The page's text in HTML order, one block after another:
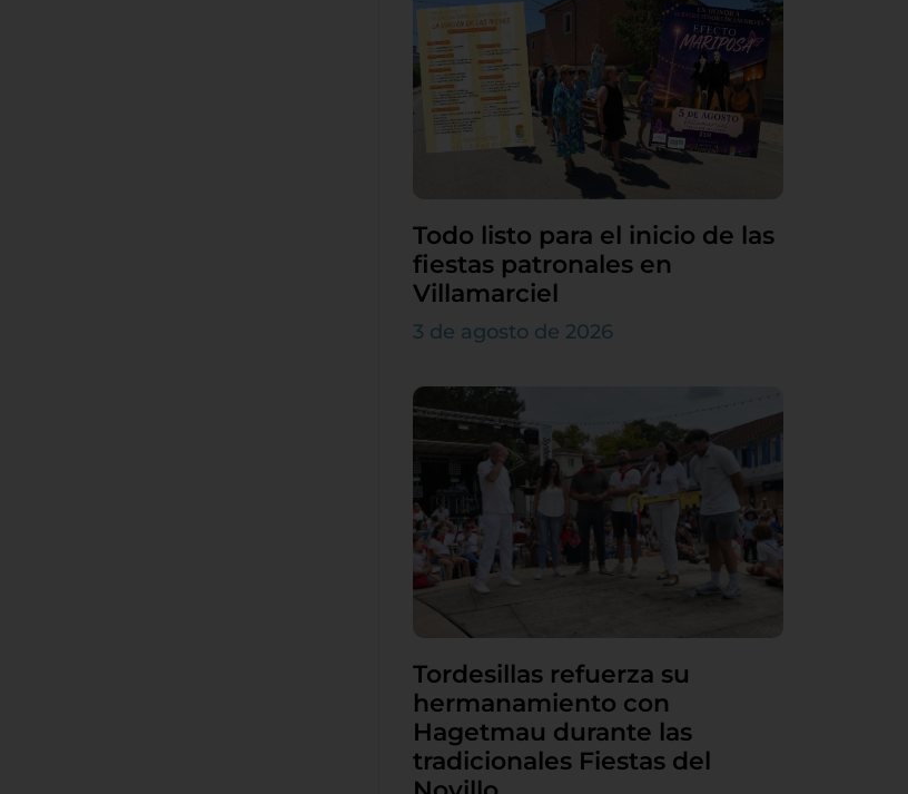
Todo listo para el inicio de las
fiestas patronales en
Villamarciel
3 de agosto de 2026
Tordesillas refuerza su
hermanamiento con
Hagetmau durante las
tradicionales Fiestas del